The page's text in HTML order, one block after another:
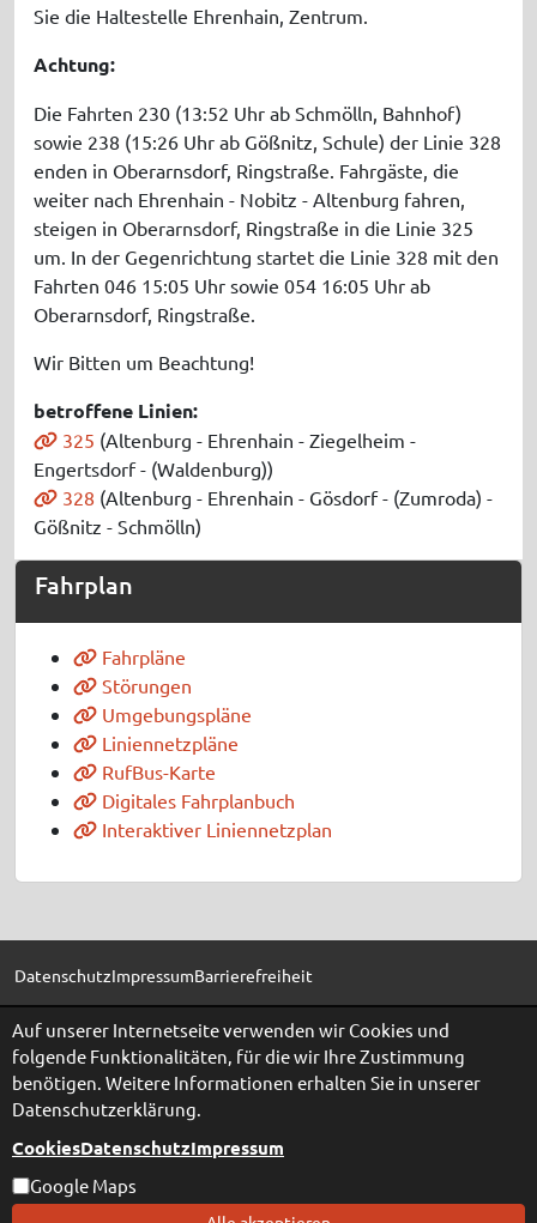
Sie die Haltestelle Ehrenhain, Zentrum.
Achtung:
Die Fahrten 230 (13:52 Uhr ab Schmölln, Bahnhof)
sowie 238 (15:26 Uhr ab Gößnitz, Schule) der Linie 328
enden in Oberarnsdorf, Ringstraße. Fahrgäste, die
weiter nach Ehrenhain - Nobitz - Altenburg fahren,
steigen in Oberarnsdorf, Ringstraße in die Linie 325
um. In der Gegenrichtung startet die Linie 328 mit den
Fahrten 046 15:05 Uhr sowie 054 16:05 Uhr ab
Oberarnsdorf, Ringstraße.
Wir Bitten um Beachtung!
betroffene Linien:
325 (Altenburg - Ehrenhain - Ziegelheim -
Engertsdorf - (Waldenburg))
328 (Altenburg - Ehrenhain - Gösdorf - (Zumroda) -
Gößnitz - Schmölln)
Fahrplan
Fahrpläne
Störungen
Umgebungspläne
Liniennetzpläne
RufBus-Karte
Digitales Fahrplanbuch
Interaktiver Liniennetzplan
DatenschutzImpressumBarrierefreiheit
Auf unserer Internetseite verwenden wir Cookies und
folgende Funktionalitäten, für die wir Ihre Zustimmung
benötigen. Weitere Informationen erhalten Sie in unserer
Datenschutzerklärung.
CookiesDatenschutzImpressum
Google Maps